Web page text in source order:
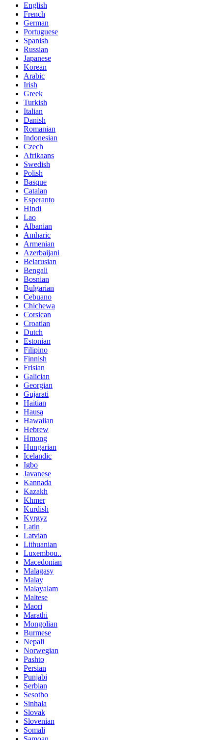
English
French
German
Portuguese
Spanish
Russian
Japanese
Korean
Arabic
Irish
Greek
Turkish
Italian
Danish
Romanian
Indonesian
Czech
Afrikaans
Swedish
Polish
Basque
Catalan
Esperanto
Hindi
Lao
Albanian
Amharic
Armenian
Azerbaijani
Belarusian
Bengali
Bosnian
Bulgarian
Cebuano
Chichewa
Corsican
Croatian
Dutch
Estonian
Filipino
Finnish
Frisian
Galician
Georgian
Gujarati
Haitian
Hausa
Hawaiian
Hebrew
Hmong
Hungarian
Icelandic
Igbo
Javanese
Kannada
Kazakh
Khmer
Kurdish
Kyrgyz
Latin
Latvian
Lithuanian
Luxembou..
Macedonian
Malagasy
Malay
Malayalam
Maltese
Maori
Marathi
Mongolian
Burmese
Nepali
Norwegian
Pashto
Persian
Punjabi
Serbian
Sesotho
Sinhala
Slovak
Slovenian
Somali